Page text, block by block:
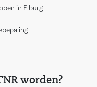
in Elburg
worden?